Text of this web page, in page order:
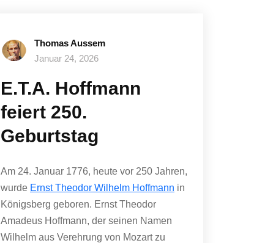
Thomas Aussem
Januar 24, 2026
E.T.A. Hoffmann
feiert 250.
Geburtstag
Am 24. Januar 1776, heute vor 250 Jahren,
wurde Ernst Theodor Wilhelm Hoffmann in
Königsberg geboren. Ernst Theodor
Amadeus Hoffmann, der seinen Namen
Wilhelm aus Verehrung von Mozart zu